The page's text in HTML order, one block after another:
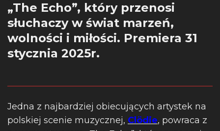
„The Echo”, który przenosi
słuchaczy w świat marzeń,
wolności i miłości. Premiera 31
stycznia 2025r.
Jedna z najbardziej obiecujących artystek na
polskiej scenie muzycznej, Clödie, powraca z